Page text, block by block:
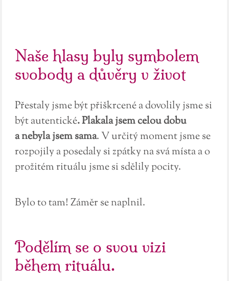
Naše hlasy byly symbolem
svobody a důvěry v život
Přestaly jsme být přiškrcené a dovolily jsme si
být autentické. Plakala jsem celou dobu
a nebyla jsem sama. V určitý moment jsme se
rozpojily a posedaly si zpátky na svá místa a o
prožitém rituálu jsme si sdělily pocity.
Bylo to tam! Záměr se naplnil.
Podělím se o svou vizi
během rituálu.